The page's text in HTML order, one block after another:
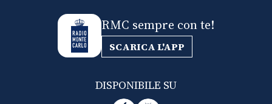
RMC sempre con te!
SCARICA L'APP
DISPONIBILE SU